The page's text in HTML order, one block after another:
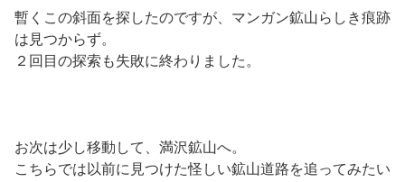
暫くこの斜面を探したのですが、マンガン鉱山らしき痕跡
は見つからず。
２回目の探索も失敗に終わりました。
お次は少し移動して、満沢鉱山へ。
こちらでは以前に見つけた怪しい鉱山道路を追ってみたい